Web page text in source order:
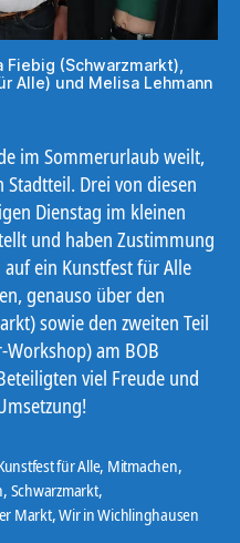
(Schwarzmarkt),
Alle) und Melisa Lehmann
im Sommerurlaub weilt,
Drei von diesen
Dienstag im kleinen
und haben Zustimmung
ein Kunstfest für Alle
genauso über den
sowie den zweiten Teil
am BOB
viel Freude und
für Alle, Mitmachen,
, Schwarzmarkt,
Markt,Wir in Wichlinghausen